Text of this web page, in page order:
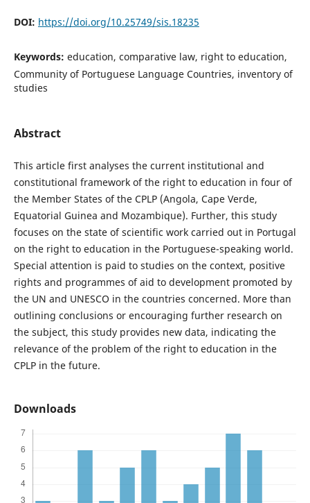
DOI: https://doi.org/10.25749/sis.18235
Keywords: education, comparative law, right to education,
Community of Portuguese Language Countries, inventory of
studies
Abstract
This article first analyses the current institutional and
constitutional framework of the right to education in four of
the Member States of the CPLP (Angola, Cape Verde,
Equatorial Guinea and Mozambique). Further, this study
focuses on the state of scientific work carried out in Portugal
on the right to education in the Portuguese-speaking world.
Special attention is paid to studies on the context, positive
rights and programmes of aid to development promoted by
the UN and UNESCO in the countries concerned. More than
outlining conclusions or encouraging further research on
the subject, this study provides new data, indicating the
relevance of the problem of the right to education in the
CPLP in the future.
Downloads